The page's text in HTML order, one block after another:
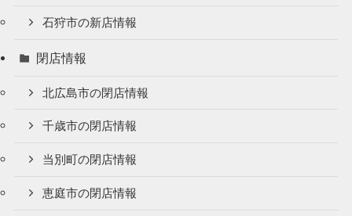
石狩市の新店情報
閉店情報
北広島市の閉店情報
千歳市の閉店情報
当別町の閉店情報
恵庭市の閉店情報